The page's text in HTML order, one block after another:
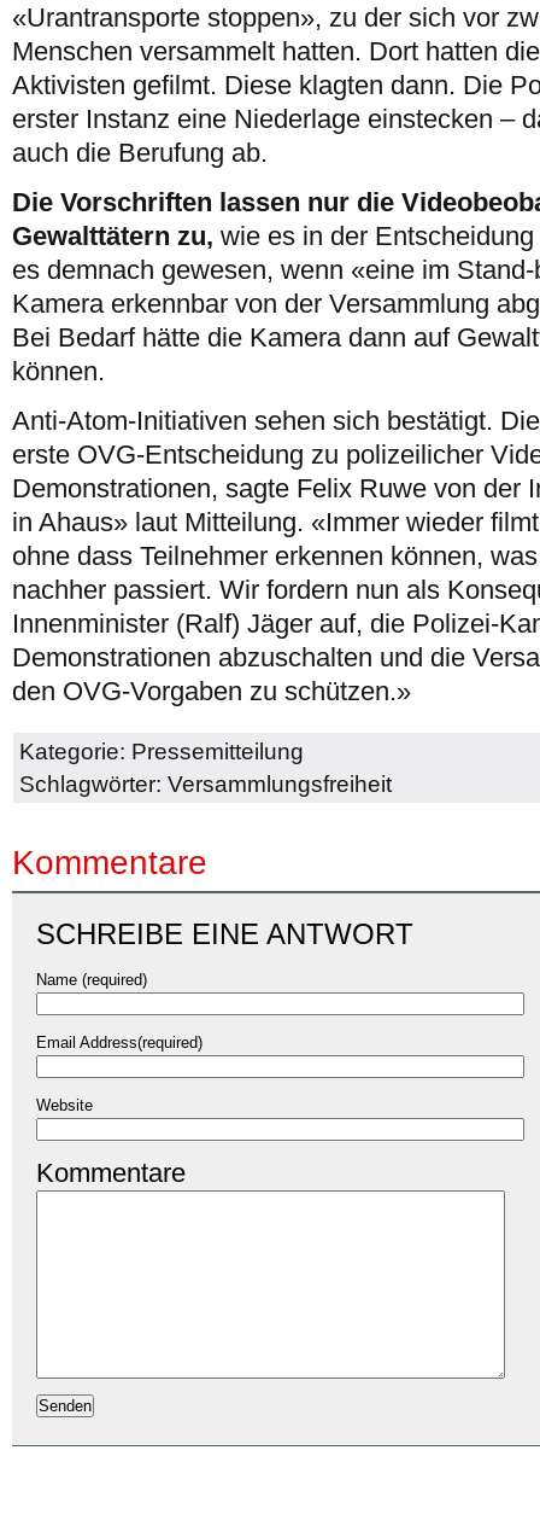
«Urantransporte stoppen», zu der sich vor
Menschen versammelt hatten. Dort hatten
Aktivisten gefilmt. Diese klagten dann. Die
erster Instanz eine Niederlage einstecken –
auch die Berufung ab.
Die Vorschriften lassen nur die
Gewalttätern zu, wie es in der
es demnach gewesen, wenn «eine im
Kamera erkennbar von der Versammlung
Bei Bedarf hätte die Kamera dann auf
können.
Anti-Atom-Initiativen sehen sich bestätigt.
erste OVG-Entscheidung zu polizeilicher
Demonstrationen, sagte Felix Ruwe von der
in Ahaus» laut Mitteilung. «Immer wieder
ohne dass Teilnehmer erkennen können,
nachher passiert. Wir fordern nun als
Innenminister (Ralf) Jäger auf, die Polizei-
Demonstrationen abzuschalten und die
den OVG-Vorgaben zu schützen.»
Kategorie: Pressemitteilung
Schlagwörter: Versammlungsfreiheit
Kommentare
SCHREIBE EINE ANTWORT
Name (required)
Email Address(required)
Website
Kommentare